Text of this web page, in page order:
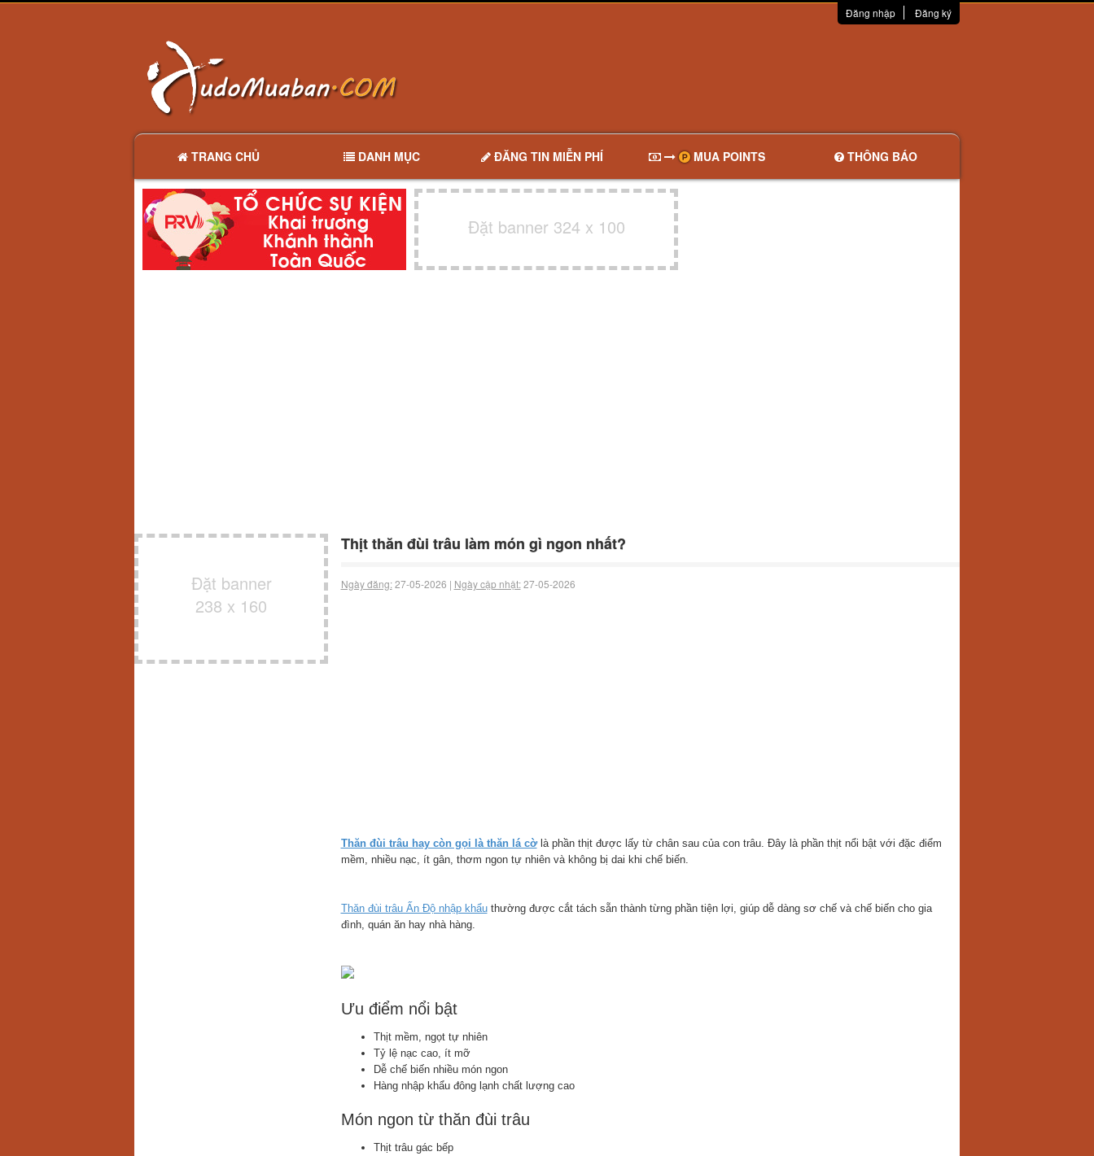
Đăng nhập Đăng ký
TRANG CHỦ DANH MỤC ĐĂNG TIN MIỄN PHÍ MUA POINTS THÔNG BÁO
Đặt banner 324 x 100
Đặt banner
238 x 160
Thịt thăn đùi trâu làm món gì ngon nhất?
Ngày đăng:27-05-2026 | Ngày cập nhật:27-05-2026
Thăn đùi trâu hay còn gọi là thăn lá cờlà phần thịt được lấy từ chân sau của con trâu. Đây là phần thịt nổi bật với đặc điểm
mềm, nhiều nạc, ít gân, thơm ngon tự nhiên và không bị dai khi chế biến.
Thăn đùi trâu Ấn Độ nhập khẩuthường được cắt tách sẵn thành từng phần tiện lợi, giúp dễ dàng sơ chế và chế biến cho gia
đình, quán ăn hay nhà hàng.
Ưu điểm nổi bật
Thịt mềm, ngọt tự nhiên
Tỷ lệ nạc cao, ít mỡ
Dễ chế biến nhiều món ngon
Hàng nhập khẩu đông lạnh chất lượng cao
Món ngon từ thăn đùi trâu
Thịt trâu gác bếp